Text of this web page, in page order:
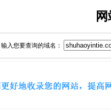
输入您要查询的域名：